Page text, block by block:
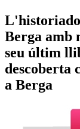
Berga amb
seu últim
descoberta
a Berga